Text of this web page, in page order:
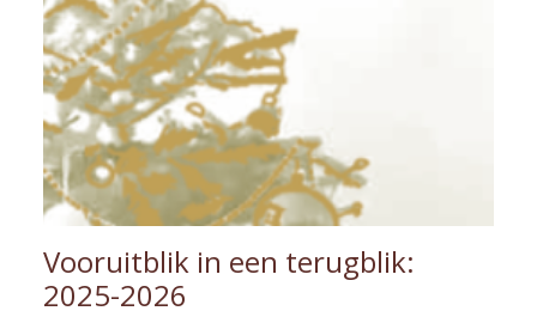
Vooruitblik in een terugblik:
2025-2026